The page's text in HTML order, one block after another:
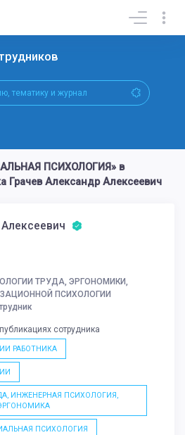
ПСИХОЛОГИЯ» в
Грачев Александр Алексеевич
ТРУДА, ЭРГОНОМИКИ,
ПСИХОЛОГИИ
сотрудника
РАБОТНИКА
ИНЖЕНЕРНАЯ ПСИХОЛОГИЯ,
ПСИХОЛОГИЯ